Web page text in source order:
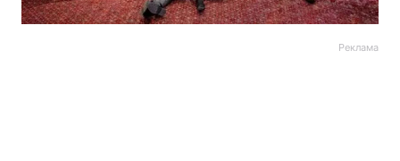
Реклама